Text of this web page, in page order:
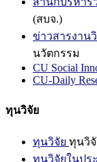
(สบจ.)
ข่าวสารงาน
นวัตกรรม
CU Social
CU-Daily
ทุนวิจัย
ทุนวิจัย ทุนวิ
ทุนวิจัยในปร